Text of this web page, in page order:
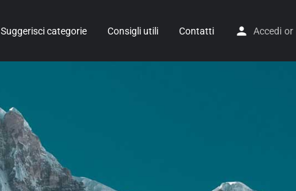
Suggerisci categorie Consigli utili Contatti Accedi or